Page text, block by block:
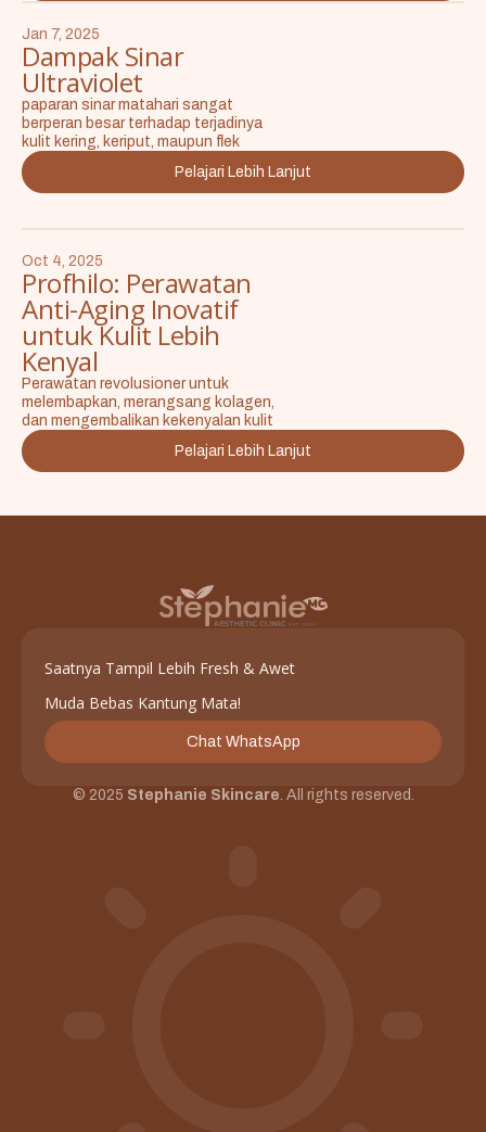
Jan 7, 2025
Dampak Sinar
Ultraviolet
paparan sinar matahari sangat
berperan besar terhadap terjadinya
kulit kering, keriput, maupun flek
Pelajari Lebih Lanjut
Oct 4, 2025
Profhilo: Perawatan
Anti-Aging Inovatif
untuk Kulit Lebih
Kenyal
Perawatan revolusioner untuk
melembapkan, merangsang kolagen,
dan mengembalikan kekenyalan kulit
Pelajari Lebih Lanjut
Saatnya Tampil Lebih Fresh & Awet
Muda Bebas Kantung Mata!
Chat WhatsApp
© 2025 Stephanie Skincare . All rights reserved.